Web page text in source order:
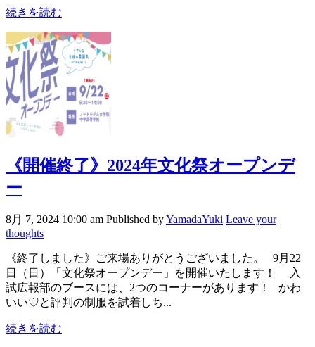
続きを読む
《開催終了》2024年文化祭オープンデ
ー
8月 7, 2024 10:00 am Published byYamadaYuki Leave your
thoughts
《終了しました》ご来場ありがとうございました。 9月22
日（日）「文化祭オープンデー」を開催いたします！ 入
試広報部のブースには、2つのコーナーがあります！ かわ
いい♡と評判の制服を試着しち...
続きを読む